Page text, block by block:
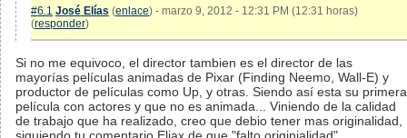
#6.1 José Elías (enlace) - marzo 9, 2012 - 12:31 PM (12:31 horas)
(responder)
Si no me equivoco, el director tambien es el director de las
mayorías películas animadas de Pixar (Finding Neemo, Wall-E) y
productor de películas como Up, y otras. Siendo así esta su primera
película con actores y que no es animada... Viniendo de la calidad
de trabajo que ha realizado, creo que debio tener mas originalidad,